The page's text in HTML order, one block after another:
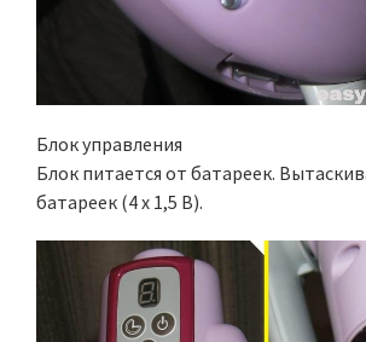
Блок управления
Блок питается от батареек.
батареек (4 х 1,5 В).